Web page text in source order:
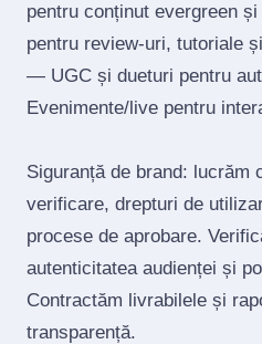
pentru conținut evergreen
pentru review‑uri, tutoriale
— UGC și dueturi pentru
Evenimente/live pentru
Siguranță de brand: lucrăm
verificare, drepturi de
procese de aprobare.
autenticitatea audienței și
Contractăm livrabilele și
transparență.